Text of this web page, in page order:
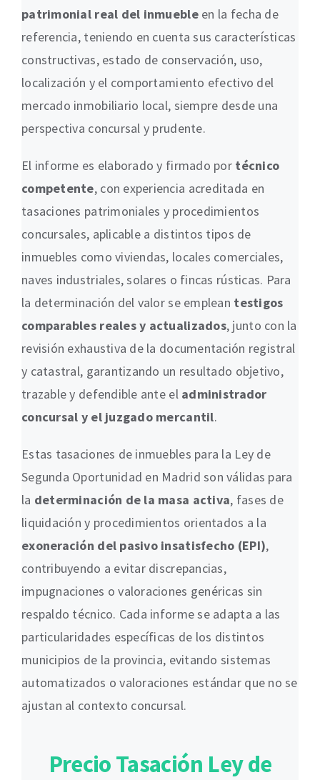
patrimonial real del inmuebleen la fecha de
referencia, teniendo en cuenta sus características
constructivas, estado de conservación, uso,
localización y el comportamiento efectivo del
mercado inmobiliario local, siempre desde una
perspectiva concursal y prudente.
El informe es elaborado y firmado por técnico
competente, con experiencia acreditada en
tasaciones patrimoniales y procedimientos
concursales, aplicable a distintos tipos de
inmuebles como viviendas, locales comerciales,
naves industriales, solares o fincas rústicas. Para
la determinación del valor se emplean testigos
comparables reales y actualizados, junto con la
revisión exhaustiva de la documentación registral
y catastral, garantizando un resultado objetivo,
trazable y defendible ante el administrador
concursal y el juzgado mercantil.
Estas tasaciones de inmuebles para la Ley de
Segunda Oportunidad en Madrid son válidas para
la determinación de la masa activa, fases de
liquidación y procedimientos orientados a la
exoneración del pasivo insatisfecho (EPI),
contribuyendo a evitar discrepancias,
impugnaciones o valoraciones genéricas sin
respaldo técnico. Cada informe se adapta a las
particularidades específicas de los distintos
municipios de la provincia, evitando sistemas
automatizados o valoraciones estándar que no se
ajustan al contexto concursal.
Precio Tasación Ley de